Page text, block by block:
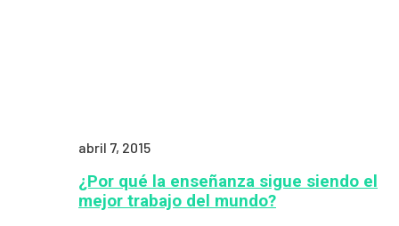
abril 7, 2015
¿Por qué la enseñanza sigue siendo el
mejor trabajo del mundo?